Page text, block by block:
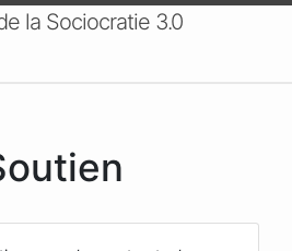
la Sociocratie 3.0